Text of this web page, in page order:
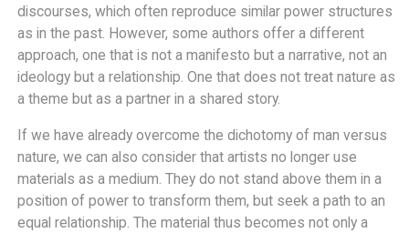
discourses, which often reproduce similar power structures
as in the past. However, some authors offer a different
approach, one that is not a manifesto but a narrative, not an
ideology but a relationship. One that does not treat nature as
a theme but as a partner in a shared story.
If we have already overcome the dichotomy of man versus
nature, we can also consider that artists no longer use
materials as a medium. They do not stand above them in a
position of power to transform them, but seek a path to an
equal relationship. The material thus becomes not only a